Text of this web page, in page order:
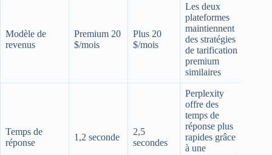
Modèle de
revenus
Premium 20
$/mois
Plus 20
$/mois
Les deux
plateformes
maintiennent
des stratégies
de tarification
premium
similaires
Temps de
réponse
1,2 seconde
2,5
secondes
Perplexity
offre des
temps de
réponse plus
rapides grâce
à une